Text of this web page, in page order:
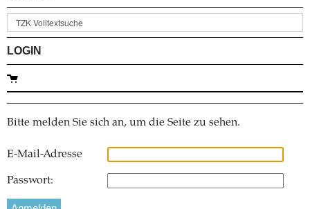
LOGIN
Bitte melden Sie sich an, um die Seite zu sehen.
E-Mail-Adresse
Passwort: